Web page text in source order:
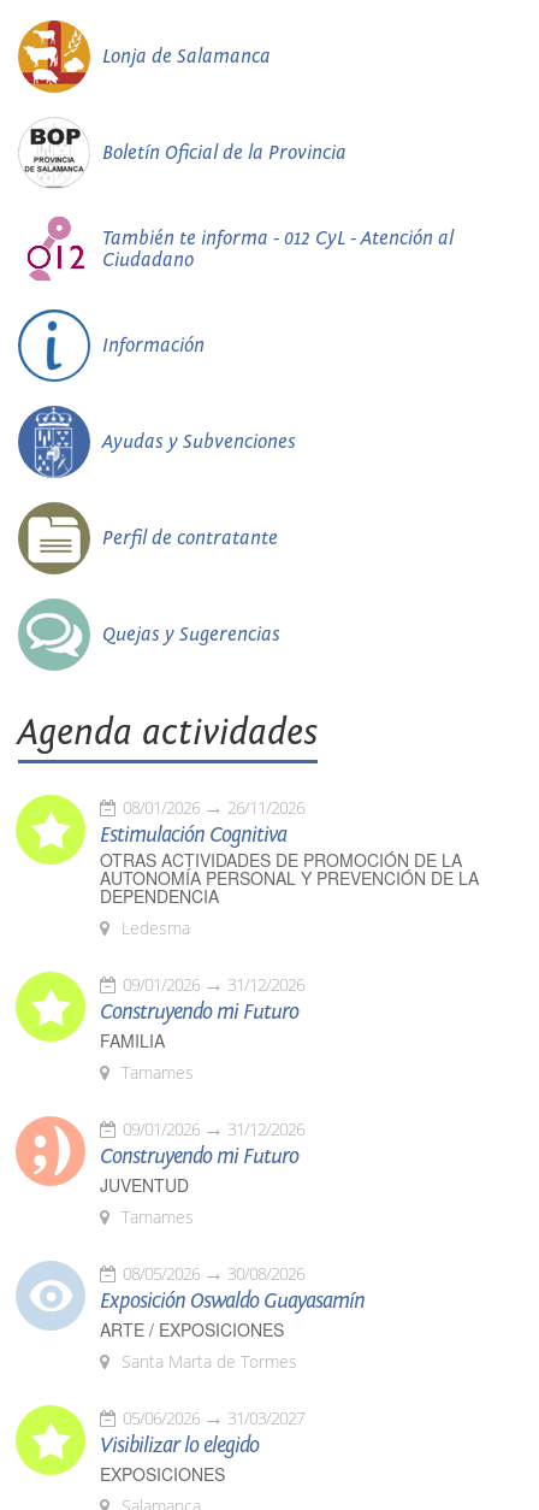
Lonja de Salamanca
Boletín Oficial de la Provincia
También te informa - 012 CyL - Atención al
Ciudadano
Información
Ayudas y Subvenciones
Perfil de contratante
Quejas y Sugerencias
Agenda actividades
08/01/2026 26/11/2026
Estimulación Cognitiva
OTRAS ACTIVIDADES DE PROMOCIÓN DE LA
AUTONOMÍA PERSONAL Y PREVENCIÓN DE LA
DEPENDENCIA
Ledesma
09/01/2026 31/12/2026
Construyendo mi Futuro
FAMILIA
Tamames
09/01/2026 31/12/2026
Construyendo mi Futuro
JUVENTUD
Tamames
08/05/2026 30/08/2026
Exposición Oswaldo Guayasamín
ARTE / EXPOSICIONES
Santa Marta de Tormes
05/06/2026 31/03/2027
Visibilizar lo elegido
EXPOSICIONES